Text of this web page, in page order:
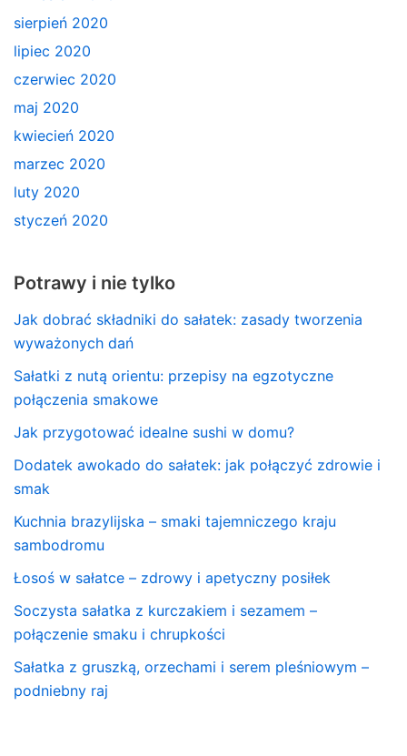
sierpień 2020
lipiec 2020
czerwiec 2020
maj 2020
kwiecień 2020
marzec 2020
luty 2020
styczeń 2020
Potrawy i nie tylko
Jak dobrać składniki do sałatek: zasady tworzenia
wyważonych dań
Sałatki z nutą orientu: przepisy na egzotyczne
połączenia smakowe
Jak przygotować idealne sushi w domu?
Dodatek awokado do sałatek: jak połączyć zdrowie i
smak
Kuchnia brazylijska – smaki tajemniczego kraju
sambodromu
Łosoś w sałatce – zdrowy i apetyczny posiłek
Soczysta sałatka z kurczakiem i sezamem –
połączenie smaku i chrupkości
Sałatka z gruszką, orzechami i serem pleśniowym –
podniebny raj